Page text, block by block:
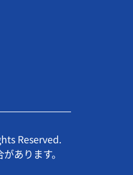
Reserved.
あります。